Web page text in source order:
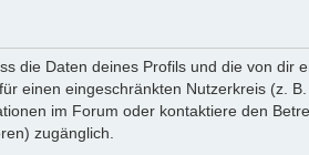
die Daten deines Profils und die von dir
einen eingeschränkten Nutzerkreis (z.
im Forum oder kontaktiere den
zugänglich.